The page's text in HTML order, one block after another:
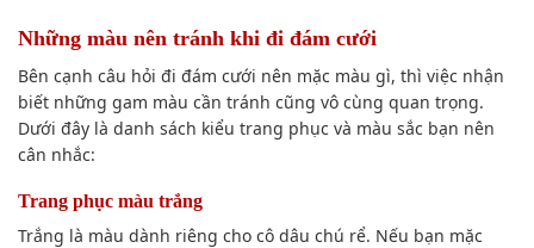
Những màu nên tránh khi đi đám cưới
Bên cạnh câu hỏi đi đám cưới nên mặc màu gì, thì việc nhận
biết những gam màu cần tránh cũng vô cùng quan trọng.
Dưới đây là danh sách kiểu trang phục và màu sắc bạn nên
cân nhắc:
Trang phục màu trắng
Trắng là màu dành riêng cho cô dâu chú rể. Nếu bạn mặc